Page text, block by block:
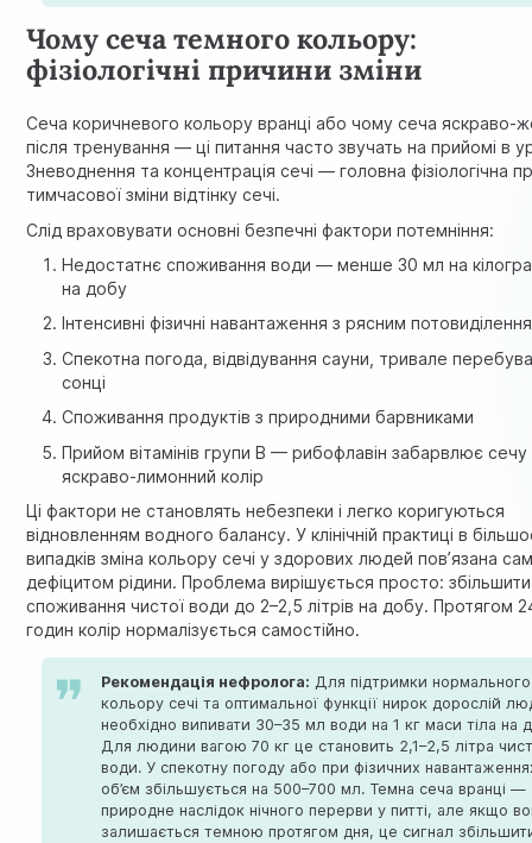
Чому сеча темного кольору:
фізіологічні причини зміни
Сеча коричневого кольору вранці або чому сеча яскраво-
після тренування — ці питання часто звучать на прийомі в
Зневоднення та концентрація сечі — головна фізіологічна
тимчасової зміни відтінку сечі.
Слід враховувати основні безпечні фактори потемніння:
Недостатнє споживання води — менше 30 мл на
на добу
Інтенсивні фізичні навантаження з рясним
Спекотна погода, відвідування сауни, тривале
сонці
Споживання продуктів з природними барвниками
Прийом вітамінів групи B — рибофлавін забарвлює сечу
яскраво-лимонний колір
Ці фактори не становлять небезпеки і легко коригуються
відновленням водного балансу. У клінічній практиці в
випадків зміна кольору сечі у здорових людей пов’язана
дефіцитом рідини. Проблема вирішується просто: збільшити
споживання чистої води до 2–2,5 літрів на добу. Протягом
годин колір нормалізується самостійно.
Рекомендація нефролога: Для підтримки нормального
кольору сечі та оптимальної функції нирок дорослій
необхідно випивати 30–35 мл води на 1 кг маси тіла на
Для людини вагою 70 кг це становить 2,1–2,5 літра
води. У спекотну погоду або при фізичних
об’єм збільшується на 500–700 мл. Темна сеча вранці —
природне наслідок нічного перерви у питті, але якщо
залишається темною протягом дня, це сигнал